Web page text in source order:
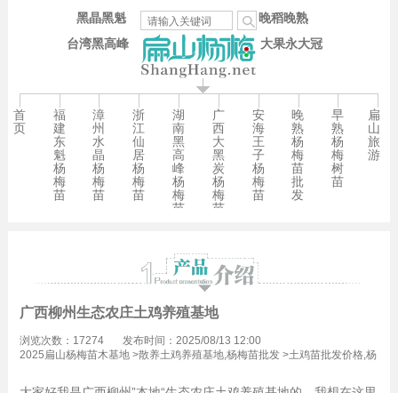
台湾黑高峰
晚稻晚熟
大果永大冠
黑晶黑魁
首
页
福
建
东
魁
杨
梅
苗
漳
州
水
晶
杨
梅
苗
浙
江
仙
居
杨
梅
苗
湖
南
黑
高
峰
杨
梅
苗
广
西
大
黑
炭
杨
梅
苗
安
海
王
子
杨
梅
苗
晚
熟
杨
梅
苗
批
发
早
熟
杨
梅
树
苗
扁
山
旅
游
广西柳州生态农庄土鸡养殖基地
浏览次数：17274
发布时间：2025/08/13 12:00
2025扁山杨梅苗木基地>散养土鸡养殖基地,杨梅苗批发>土鸡苗批发价格,杨